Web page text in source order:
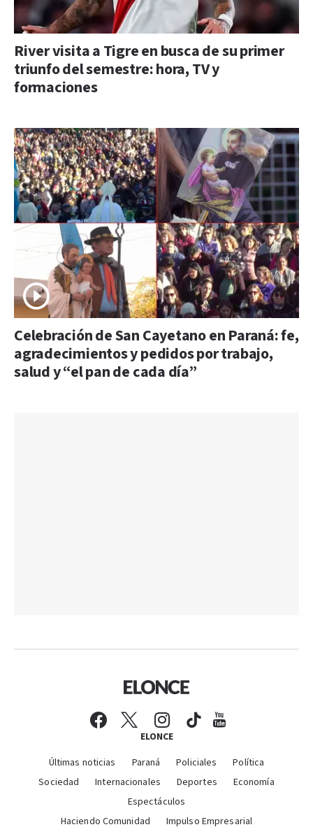
River visita a Tigre en busca de su primer
triunfo del semestre: hora, TV y
formaciones
Celebración de San Cayetano en Paraná: fe,
agradecimientos y pedidos por trabajo,
salud y “el pan de cada día”
ELONCE
Últimas noticias Paraná Policiales
Política
Sociedad
Internacionales Deportes
Economía
Espectáculos
Haciendo Comunidad
Impulso Empresarial